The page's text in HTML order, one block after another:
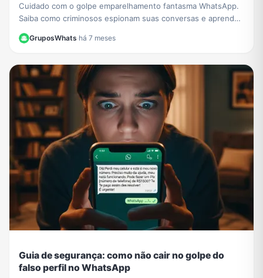
Cuidado com o golpe emparelhamento fantasma WhatsApp.
Saiba como criminosos espionam suas conversas e aprenda
GruposWhats·há 7 meses
Guia de segurança: como não cair no golpe do
falso perfil no WhatsApp